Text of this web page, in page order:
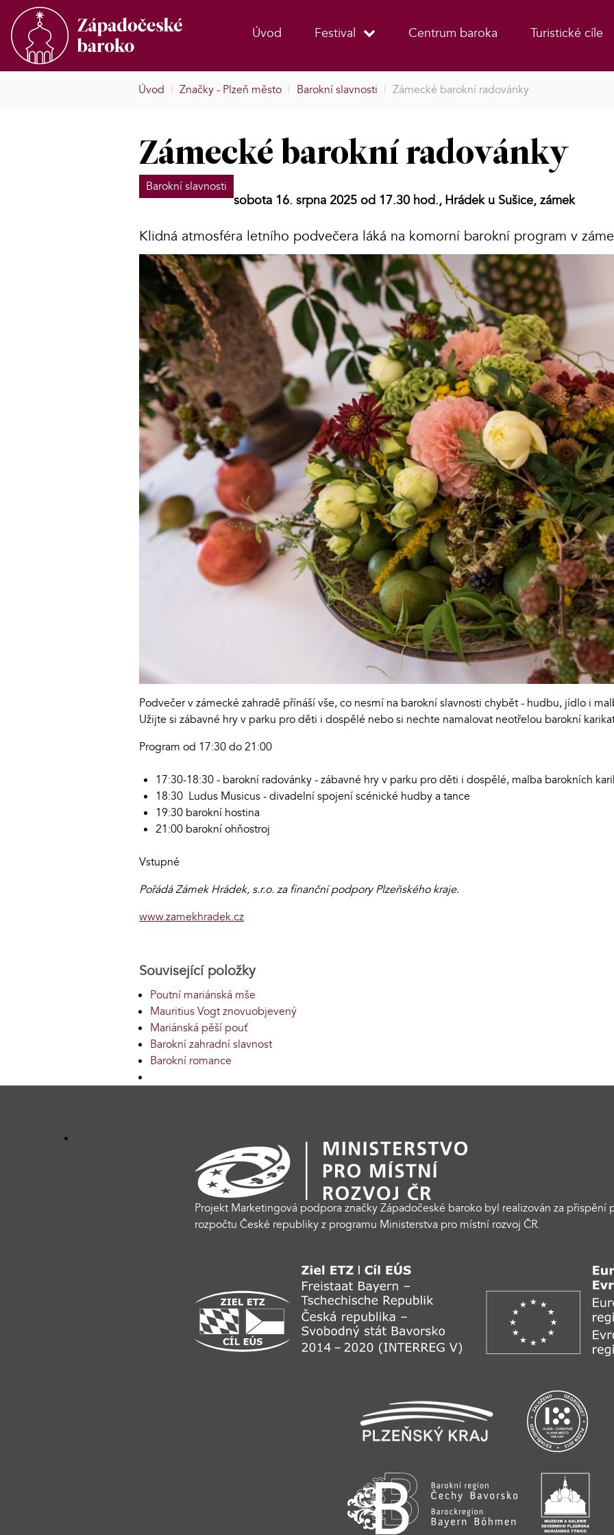
Úvod Festival Centrum baroka Turistické cíle
Úvod | Značky - Plzeň město | Barokní slavnosti | Zámecké barokní radovánky
Zámecké barokní radovánky
Barokní slavnosti
sobota 16. srpna 2025 od 17.30 hod., Hrádek u Sušice, zámek
Klidná atmosféra letního podvečera láká na komorní barokní program v
Podvečer v zámecké zahradě přínáší vše, co nesmí na barokní slavnosti chybět - hudbu, jídlo i
Užijte si zábavné hry v parku pro děti i dospělé nebo si nechte namalovat neotřelou barokní
Program od 17:30 do 21:00
17:30-18:30 - barokní radovánky - zábavné hry v parku pro děti i dospělé, malba barokních
18:30 Ludus Musicus - divadelní spojení scénické hudby a tance
19:30 barokní hostina
21:00 barokní ohňostroj
Vstupné
Pořádá Zámek Hrádek, s.r.o. za finanční podpory Plzeňského kraje.
www.zamekhradek.cz
Související položky
Poutní mariánská mše
Mauritius Vogt znovuobjevený
Mariánská pěší pouť
Barokní zahradní slavnost
Barokní romance
Projekt Marketingová podpora značky Západočeské baroko byl realizován za přispění
rozpočtu České republiky z programu Ministerstva pro místní rozvoj ČR.